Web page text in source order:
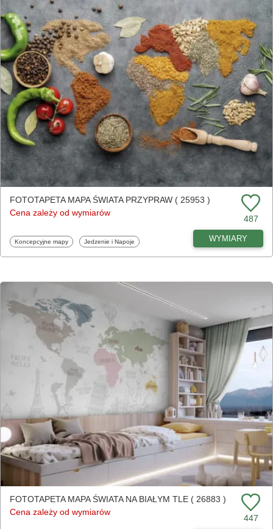
FOTOTAPETA MAPA ŚWIATA PRZYPRAW ( 25953 )
Cena zależy od wymiarów
487
Fototapety
Koncepcyjne mapy Fototapety
Jedzenie i Napoje WYMIARY
FOTOTAPETA MAPA ŚWIATA NA BIAŁYM TLE ( 26883 )
Cena zależy od wymiarów
447